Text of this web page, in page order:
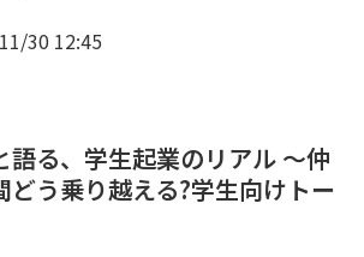
30 12:45
語る、学生起業のリアル ～仲
どう乗り越える?学生向けトー